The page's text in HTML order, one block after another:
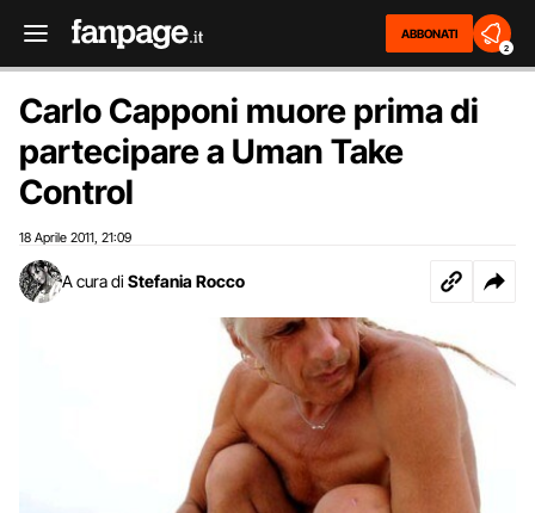
ABBONATI
2
Carlo Capponi muore prima di
partecipare a Uman Take
Control
18 Aprile 2011 21:09
A cura di Stefania Rocco